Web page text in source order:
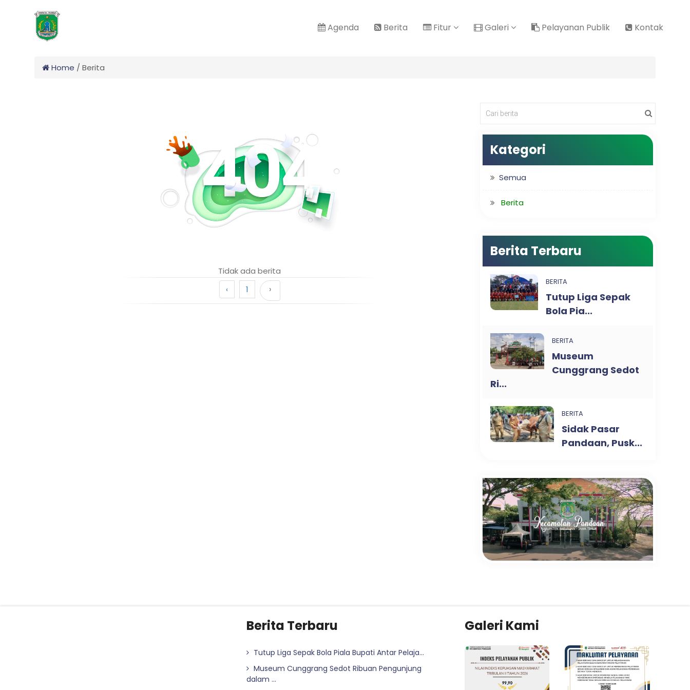
Agenda Berita Fitur Galeri Pelayanan Publik Kontak
Home / Berita
Tidak ada berita
‹
1 ›
Kategori
Semua
Berita
Berita Terbaru
BERITA
Tutup Liga Sepak
Bola Pia...
BERITA
Museum
Cunggrang Sedot
Ri...
BERITA
Sidak Pasar
Pandaan, Pusk...
Berita Terbaru
Tutup Liga Sepak Bola Piala Bupati Antar Pelaja...
Museum Cunggrang Sedot Ribuan Pengunjung
dalam ...
Galeri Kami